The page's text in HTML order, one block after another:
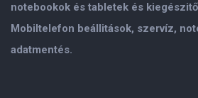
notebookok és tabletek és
Mobiltelefon beállitások, szervíz,
adatmentés.